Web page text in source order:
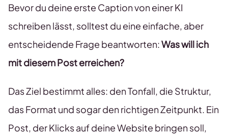
Bevor du deine erste Caption von einer KI
schreiben lässt, solltest du eine einfache, aber
entscheidende Frage beantworten:Was will ich
mit diesem Post erreichen?
Das Ziel bestimmt alles: den Tonfall, die Struktur,
das Format und sogar den richtigen Zeitpunkt. Ein
Post, der Klicks auf deine Website bringen soll,